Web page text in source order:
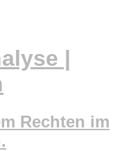
|
Rechten im